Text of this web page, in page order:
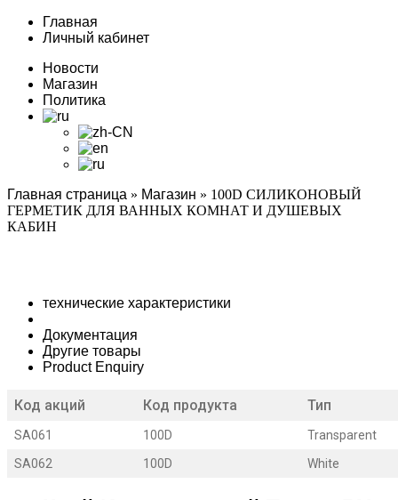
Главная
Личный кабинет
Новости
Магазин
Политика
Главная страница » Магазин » 100D СИЛИКОНОВЫЙ
ГЕРМЕТИК ДЛЯ ВАННЫХ КОМНАТ И ДУШЕВЫХ
КАБИН
технические характеристики
Документация
Другие товары
Product Enquiry
Код акций Код продукта Тип
SA061 100D
Transparent
SA062
100D White